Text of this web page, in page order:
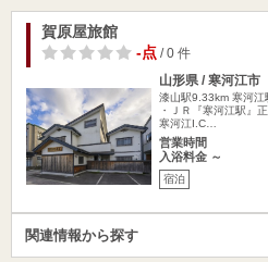
賀原屋旅館
-点/ 0 件
山形県 / 寒河江市
漆山駅9.33km 寒河江
・ＪＲ『寒河江駅』
寒河江I.C…
営業時間
入浴料金 ～
宿泊
関連情報から探す